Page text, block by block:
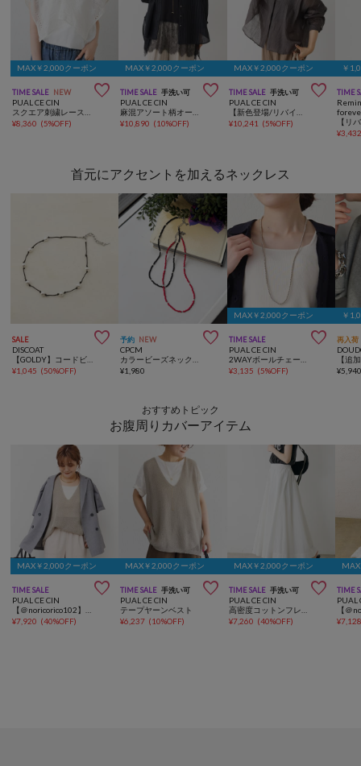
MAX￥2,000クーポン
TIME SALE NEW 
PUAL CE CIN
スクエア刺繍レースブラウス
¥8,360 (5%OFF)
MAX￥2,000クーポン
TIME SALE 手洗い可 
PUAL CE CIN
麻混アソート柄オーバーシャツ
¥10,890 (10%OFF)
MAX￥2,000クーポン
TIME SALE 手洗い可 
PUAL CE CIN
【新色登場/リバイバル】ラミーオーバーシャツブラウス
¥10,241 (5%OFF)
￥
TIME
¥
首元にアクセントを加えるネックレス
SALE 
DISCOAT
¥1,045 (50%OFF)
予約 NEW 
CPCM
¥1,980
MAX￥2,000クーポン
TIME SALE 
PUAL CE CIN
¥3,135 (5%OFF)
￥
再入荷
¥
おすすめトピック
お腹周りカバーアイテム
MAX￥2,000クーポン
TIME SALE 
PUAL CE CIN
¥7,920 (40%OFF)
MAX￥2,000クーポン
TIME SALE 手洗い可 
PUAL CE CIN
テープヤーンベスト
¥6,237 (10%OFF)
MAX￥2,000クーポン
TIME SALE 手洗い可 
PUAL CE CIN
¥7,260 (40%OFF)
TIME
PUAL
¥